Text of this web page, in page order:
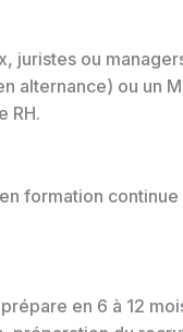
ou
alternance) ou un
RH.
formation
en 6 à 12